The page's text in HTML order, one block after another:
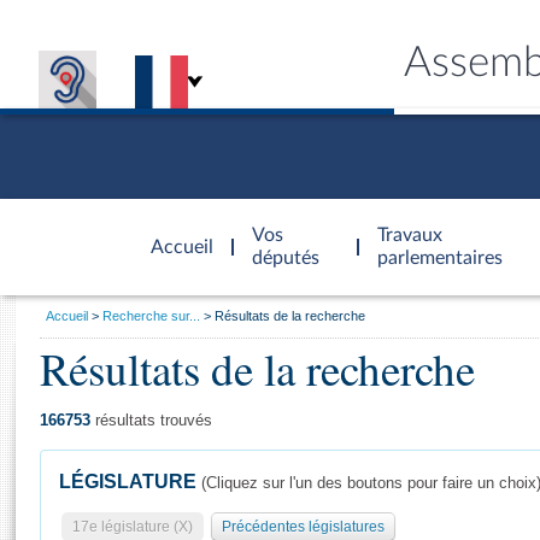
Accueil
d'accueil
Vos
députés
Travaux
parlementaires
Général
Vous
Accueil Recherche sur... Résultats de la recherche
Résultats de la recherche
166753 résultats trouvés
LÉGISLATURE (Cliquez sur l'un des boutons pour faire un choix)
17e législature (X) Précédentes législatures